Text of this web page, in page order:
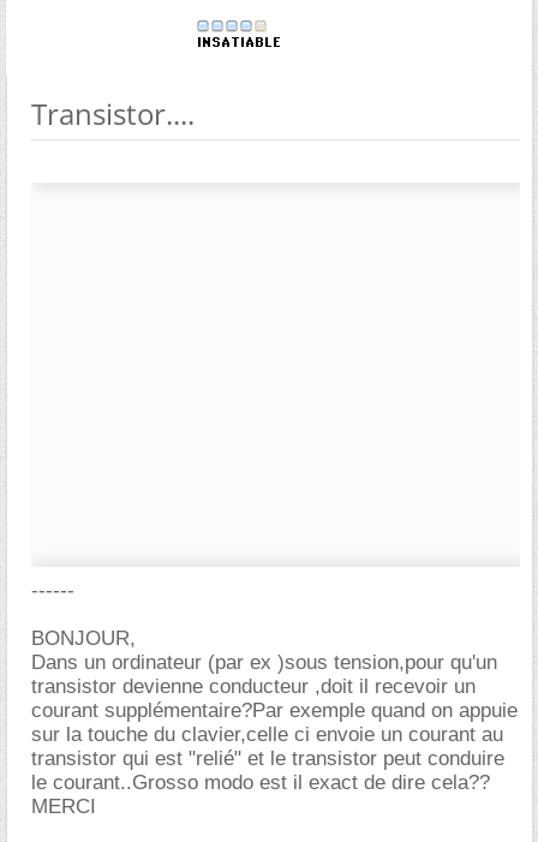
Transistor....
------
BONJOUR,
Dans un ordinateur (par ex )sous tension,pour qu'un
transistor devienne conducteur ,doit il recevoir un
courant supplémentaire?Par exemple quand on appuie
sur la touche du clavier,celle ci envoie un courant au
transistor qui est "relié" et le transistor peut conduire
le courant..Grosso modo est il exact de dire cela??
MERCI